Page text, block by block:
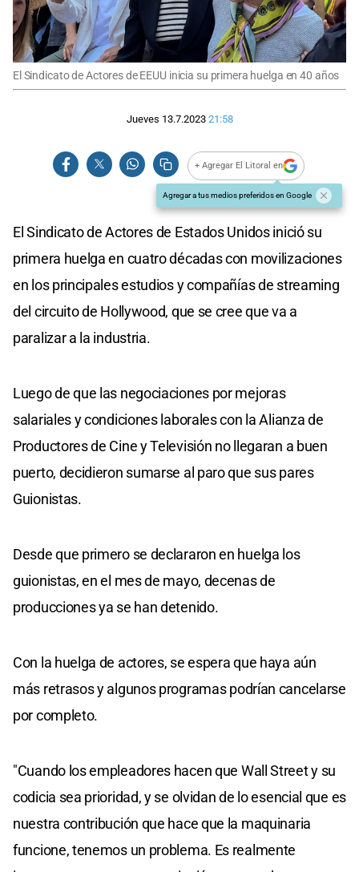
El Sindicato de Actores de EEUU inicia su primera huelga en 40 años
Jueves 13.7.2023 21:58
+ Agregar El Litoral en
Agregar a tus medios preferidos en Google
El Sindicato de Actores de Estados Unidos inició su
primera huelga en cuatro décadas con movilizaciones
en los principales estudios y compañías de streaming
del circuito de Hollywood, que se cree que va a
paralizar a la industria.
Luego de que las negociaciones por mejoras
salariales y condiciones laborales con la Alianza de
Productores de Cine y Televisión no llegaran a buen
puerto, decidieron sumarse al paro que sus pares
Guionistas.
Desde que primero se declararon en huelga los
guionistas, en el mes de mayo, decenas de
producciones ya se han detenido.
Con la huelga de actores, se espera que haya aún
más retrasos y algunos programas podrían cancelarse
por completo.
"Cuando los empleadores hacen que Wall Street y su
codicia sea prioridad, y se olvidan de lo esencial que es
nuestra contribución que hace que la maquinaria
funcione, tenemos un problema. Es realmente